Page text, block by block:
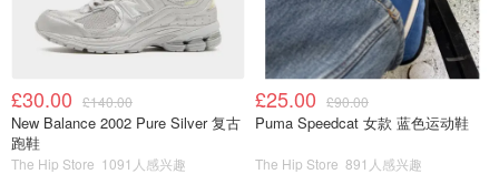
£30.00 £140.00
New Balance 2002 Pure Silver 复古
跑鞋
The Hip Store 1091人感兴趣
£25.00 £90.00
Puma Speedcat 女款 蓝色运动鞋
The Hip Store 891人感兴趣